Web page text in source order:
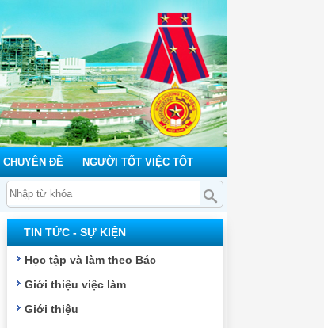
CHUYÊN ĐỀ NGƯỜI TỐT VIỆC TỐT
TIN TỨC - SỰ KIỆN
Học tập và làm theo Bác
Giới thiệu việc làm
Giới thiệu